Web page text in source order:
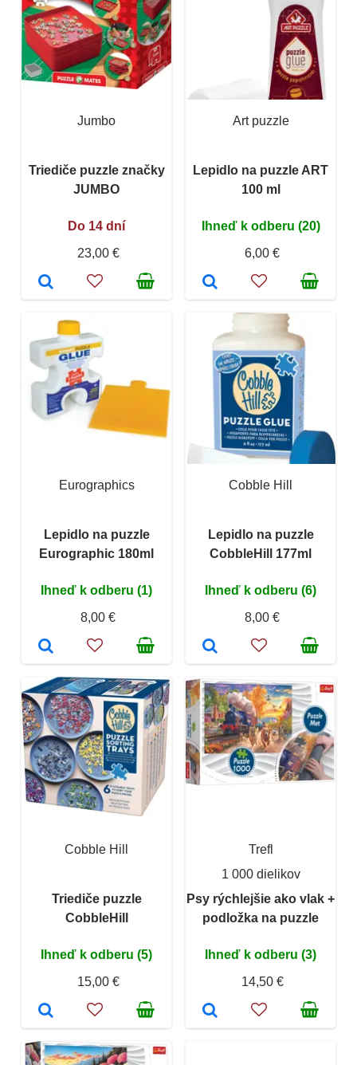
Jumbo
Triediče puzzle značky
JUMBO
Do 14 dní
23,00 €
Art puzzle
Lepidlo na puzzle ART
100 ml
Ihneď k odberu (20)
6,00 €
Eurographics
Lepidlo na puzzle
Eurographic 180ml
Ihneď k odberu (1)
8,00 €
Cobble Hill
Lepidlo na puzzle
CobbleHill 177ml
Ihneď k odberu (6)
8,00 €
Cobble Hill
Triediče puzzle
CobbleHill
Ihneď k odberu (5)
15,00 €
Trefl
1 000 dielikov
Psy rýchlejšie ako vlak +
podložka na puzzle
Ihneď k odberu (3)
14,50 €